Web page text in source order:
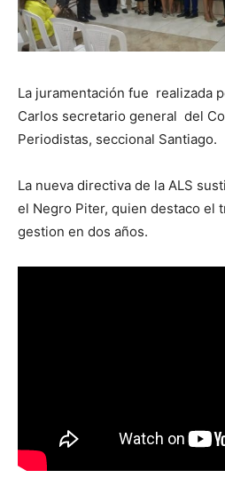
La juramentación fue realizada
Carlos secretario general del
Periodistas, seccional Santiago.
La nueva directiva de la ALS
el Negro Piter, quien destaco el
gestion en dos años.